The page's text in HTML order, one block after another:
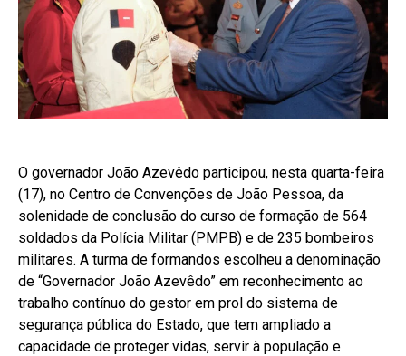
O governador João Azevêdo participou, nesta quarta-feira
(17), no Centro de Convenções de João Pessoa, da
solenidade de conclusão do curso de formação de 564
soldados da Polícia Militar (PMPB) e de 235 bombeiros
militares. A turma de formandos escolheu a denominação
de “Governador João Azevêdo” em reconhecimento ao
trabalho contínuo do gestor em prol do sistema de
segurança pública do Estado, que tem ampliado a
capacidade de proteger vidas, servir à população e